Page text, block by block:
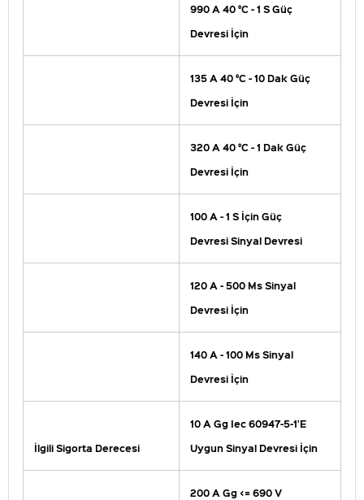
990 A 40 °C - 1 S Güç
Devresi İçin
135 A 40 °C - 10 Dak Güç
Devresi İçin
320 A 40 °C - 1 Dak Güç
Devresi İçin
100 A - 1 S İçin Güç
Devresi Sinyal Devresi
120 A - 500 Ms Sinyal
Devresi İçin
140 A - 100 Ms Sinyal
Devresi İçin
İlgili Sigorta Derecesi
10 A Gg Iec 60947-5-1'E
Uygun Sinyal Devresi İçin
200 A Gg <= 690 V